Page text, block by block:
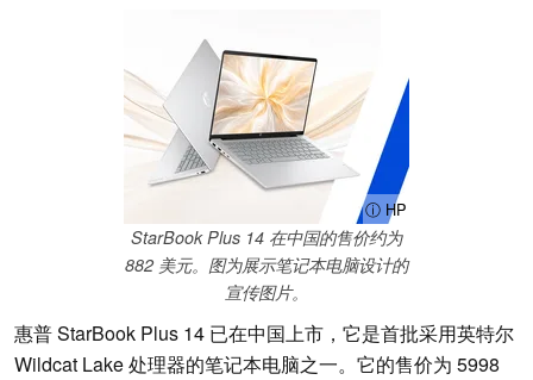
ⓘ HP
StarBook Plus 14 在中国的售价约为
882 美元。图为展示笔记本电脑设计的
宣传图片。
惠普 StarBook Plus 14 已在中国上市，它是首批采用英特尔
Wildcat Lake 处理器的笔记本电脑之一。它的售价为 5998